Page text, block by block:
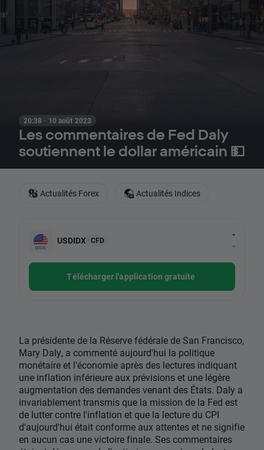
20:38 · 10 août 2023
Les commentaires de Fed Daly
soutiennent le dollar américain 💵
USDIDX CFD
-
-
Télécharger l'application gratuite
La présidente de la Réserve fédérale de San Francisco,
Mary Daly, a commenté aujourd'hui la politique
monétaire et l'économie après des lectures indiquant
une inflation inférieure aux prévisions et une légère
augmentation des demandes venant des États. Daly a
invariablement transmis que la mission de la Fed est
de lutter contre l'inflation et que la lecture du CPI
d'aujourd'hui était conforme aux attentes et ne signifie
en aucun cas une victoire finale. Ses commentaires
Actualités Forex Actualités Indices